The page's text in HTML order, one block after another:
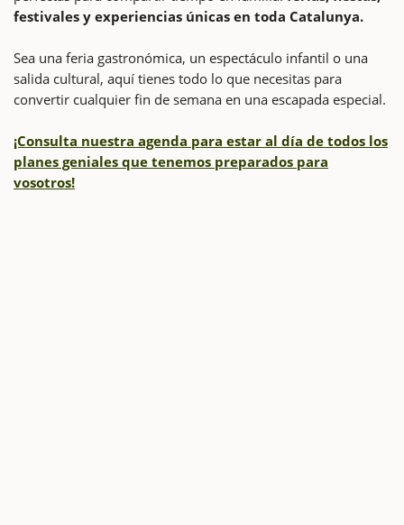
festivales y experiencias únicas en toda Catalunya.
Sea una feria gastronómica, un espectáculo infantil o una
salida cultural, aquí tienes todo lo que necesitas para
convertir cualquier fin de semana en una escapada especial.
¡Consulta nuestra agenda para estar al día de todos los
planes geniales que tenemos preparados para
vosotros!